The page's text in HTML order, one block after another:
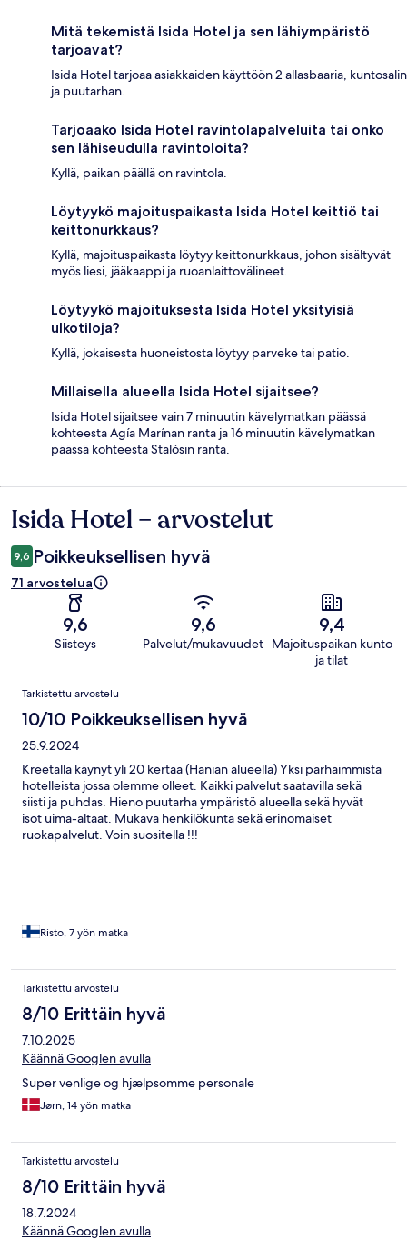
Mitä tekemistä Isida Hotel ja sen lähiympäristö
tarjoavat?
Isida Hotel tarjoaa asiakkaiden käyttöön 2 allasbaaria, kuntosalin
ja puutarhan.
Tarjoaako Isida Hotel ravintolapalveluita tai onko
sen lähiseudulla ravintoloita?
Kyllä, paikan päällä on ravintola.
Löytyykö majoituspaikasta Isida Hotel keittiö tai
keittonurkkaus?
Kyllä, majoituspaikasta löytyy keittonurkkaus, johon sisältyvät
myös liesi, jääkaappi ja ruoanlaittovälineet.
Löytyykö majoituksesta Isida Hotel yksityisiä
ulkotiloja?
Kyllä, jokaisesta huoneistosta löytyy parveke tai patio.
Millaisella alueella Isida Hotel sijaitsee?
Isida Hotel sijaitsee vain 7 minuutin kävelymatkan päässä
kohteesta Agía Marínan ranta ja 16 minuutin kävelymatkan
päässä kohteesta Stalósin ranta.
Arvostelut
Isida Hotel – arvostelut
9,6 Poikkeuksellisen hyvä
71 arvostelua
9,6
Siisteys
9,6
Palvelut/mukavuudet
9,4
Majoituspaikan kunto
ja tilat
Arvostelut
Tarkistettu arvostelu
10/10 Poikkeuksellisen hyvä
25.9.2024
Kreetalla käynyt yli 20 kertaa (Hanian alueella) Yksi parhaimmista
hotelleista jossa olemme olleet. Kaikki palvelut saatavilla sekä
siisti ja puhdas. Hieno puutarha ympäristö alueella sekä hyvät
isot uima-altaat. Mukava henkilökunta sekä erinomaiset
ruokapalvelut. Voin suositella !!!
Risto, 7 yön matka
Tarkistettu arvostelu
8/10 Erittäin hyvä
7.10.2025
Käännä Googlen avulla
Super venlige og hjælpsomme personale
Jørn, 14 yön matka
Tarkistettu arvostelu
8/10 Erittäin hyvä
18.7.2024
Käännä Googlen avulla